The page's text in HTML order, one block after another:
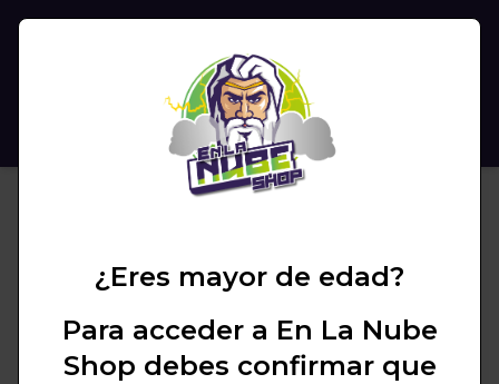
¿Eres mayor de edad?
Para acceder a En La Nube
Shop debes confirmar que